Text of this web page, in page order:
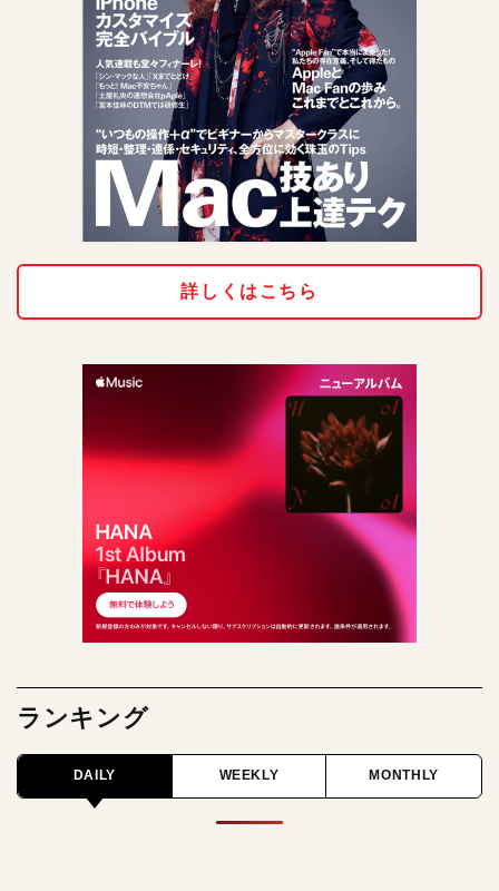
詳しくはこちら
ランキング
DAILY WEEKLY MONTHLY